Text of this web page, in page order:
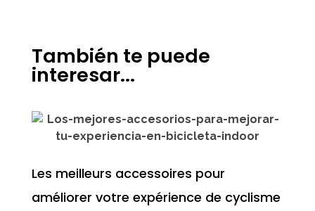
También te puede
interesar...
Les meilleurs accessoires pour
améliorer votre expérience de cyclisme